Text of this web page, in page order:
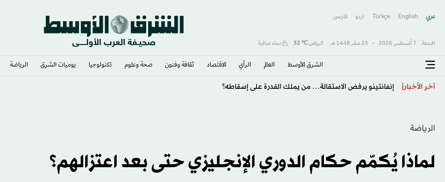
عربي English
Türkçe اردو فارسى
الجمعة, 7 أغسطس 2026 - 23 صفَر 1448 هـ الرياض℃
32 سماء صافية
الشرق الأوسط​ العالم الرأي الاقتصاد ثقافة وفنون صحة وعلوم تكنولوجيا يوميات الشرق​ الرياضة
آخر الأخبار طرابزون يكتب صفحة جديدة مع صلاح… استقبال أسطوري وشغف لا يوصف
الرياضة
لماذا يُكمّم حكام الدوري الإنجليزي حتى بعد اعتزالهم؟